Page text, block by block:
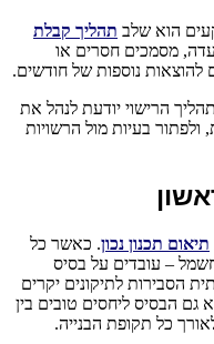
הוא שלב תהליך קבלת
מסמכים חסרים או
להוצאות נוספות של חודשים.
הרישוי יודעת לנהל את
ולפתור בעיות מול הרשויות
תיאום תכנון נכון. כאשר כל
– עובדים על בסיס
הסבירות לתיקונים יקרים
גם הבסיס ליחסים טובים בין
כל תקופת הבנייה.